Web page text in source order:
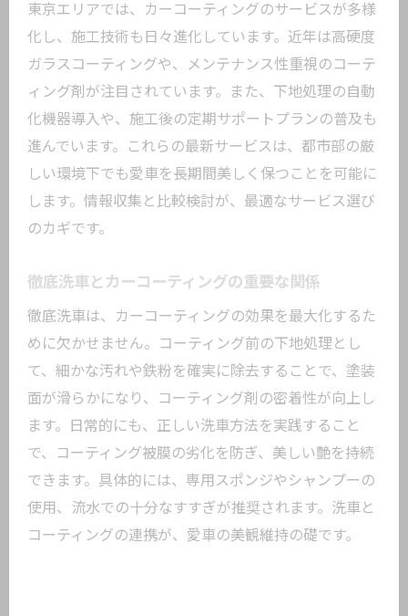
東京エリアでは、カーコーティングのサービスが多様
化し、施工技術も日々進化しています。近年は高硬度
ガラスコーティングや、メンテナンス性重視のコーテ
ィング剤が注目されています。また、下地処理の自動
化機器導入や、施工後の定期サポートプランの普及も
進んでいます。これらの最新サービスは、都市部の厳
しい環境下でも愛車を長期間美しく保つことを可能に
します。情報収集と比較検討が、最適なサービス選び
のカギです。
徹底洗車とカーコーティングの重要な関係
徹底洗車は、カーコーティングの効果を最大化するた
めに欠かせません。コーティング前の下地処理とし
て、細かな汚れや鉄粉を確実に除去することで、塗装
面が滑らかになり、コーティング剤の密着性が向上し
ます。日常的にも、正しい洗車方法を実践すること
で、コーティング被膜の劣化を防ぎ、美しい艶を持続
できます。具体的には、専用スポンジやシャンプーの
使用、流水での十分なすすぎが推奨されます。洗車と
コーティングの連携が、愛車の美観維持の礎です。